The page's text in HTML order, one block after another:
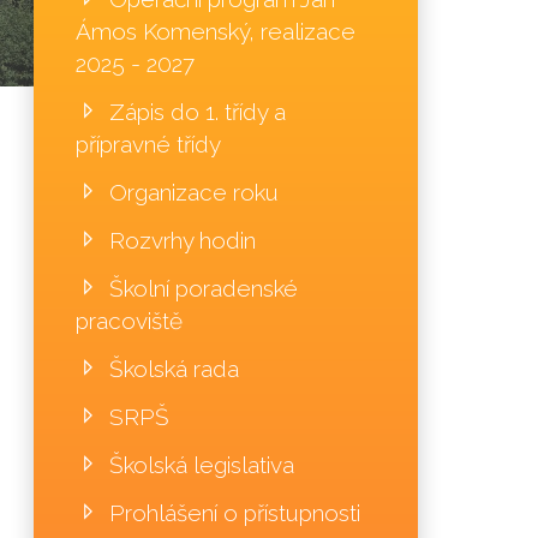
Ámos Komenský, realizace
2025 - 2027
Zápis do 1. třídy a
přípravné třídy
Organizace roku
Rozvrhy hodin
Školní poradenské
pracoviště
Školská rada
SRPŠ
Školská legislativa
Prohlášení o přístupnosti